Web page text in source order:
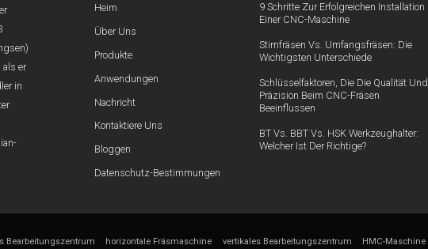
als er
in
Lin
Heim
Über Uns
Produkte
Anwendungen
Nachricht
Kontaktiere Uns
Bloggen
Datenschutz-Bestimmungen
9 Schritte Zur Erfolgreichen Installation
Einer CNC-Maschine
Stirnfräsen Vs. Umfangsfräsen: Die
Wichtigsten Unterschiede
Schlüsselfaktoren, Die Die Qualität Und
Präzision Beim CNC-Fräsen
Beeinflussen
BT Vs. BBT Vs. HSK Werkzeughalter:
Welcher Ist Der Richtige?
Bearbeitungszentrum horizontale Fräsmaschine vertikales Bearbeitungszentrum HMC-Maschine